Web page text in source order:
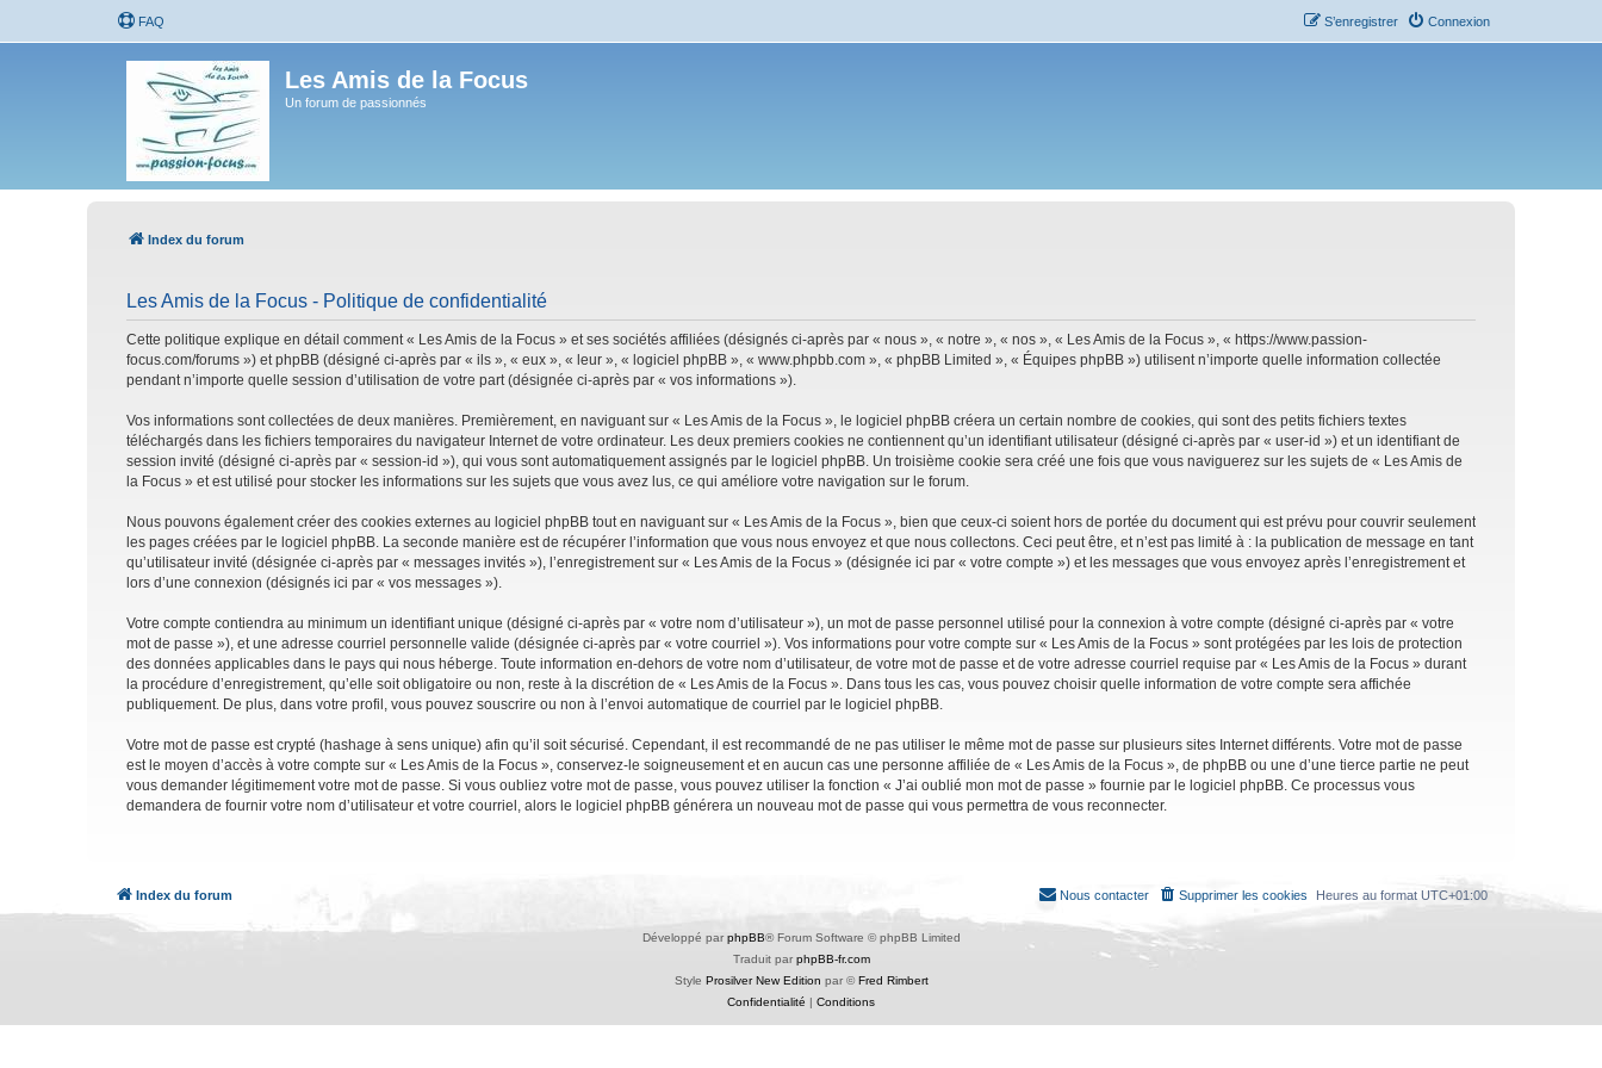
FAQ Connexion
S’enregistrer
Les Amis de la Focus
Un forum de passionnés
Index du forum
Les Amis de la Focus - Politique de confidentialité
Cette politique explique en détail comment « Les Amis de la Focus » et ses sociétés affiliées (désignés ci-après par « nous », « notre », « nos », « Les Amis de la Focus », « https://www.passion-
focus.com/forums ») et phpBB (désigné ci-après par « ils », « eux », « leur », « logiciel phpBB », « www.phpbb.com », « phpBB Limited », « Équipes phpBB ») utilisent n’importe quelle information collectée
pendant n’importe quelle session d’utilisation de votre part (désignée ci-après par « vos informations »).
Vos informations sont collectées de deux manières. Premièrement, en naviguant sur « Les Amis de la Focus », le logiciel phpBB créera un certain nombre de cookies, qui sont des petits fichiers textes
téléchargés dans les fichiers temporaires du navigateur Internet de votre ordinateur. Les deux premiers cookies ne contiennent qu’un identifiant utilisateur (désigné ci-après par « user-id ») et un identifiant de
session invité (désigné ci-après par « session-id »), qui vous sont automatiquement assignés par le logiciel phpBB. Un troisième cookie sera créé une fois que vous naviguerez sur les sujets de « Les Amis de
la Focus » et est utilisé pour stocker les informations sur les sujets que vous avez lus, ce qui améliore votre navigation sur le forum.
Nous pouvons également créer des cookies externes au logiciel phpBB tout en naviguant sur « Les Amis de la Focus », bien que ceux-ci soient hors de portée du document qui est prévu pour couvrir seulement
les pages créées par le logiciel phpBB. La seconde manière est de récupérer l’information que vous nous envoyez et que nous collectons. Ceci peut être, et n’est pas limité à : la publication de message en tant
qu’utilisateur invité (désignée ci-après par « messages invités »), l’enregistrement sur « Les Amis de la Focus » (désignée ici par « votre compte ») et les messages que vous envoyez après l’enregistrement et
lors d’une connexion (désignés ici par « vos messages »).
Votre compte contiendra au minimum un identifiant unique (désigné ci-après par « votre nom d’utilisateur »), un mot de passe personnel utilisé pour la connexion à votre compte (désigné ci-après par « votre
mot de passe »), et une adresse courriel personnelle valide (désignée ci-après par « votre courriel »). Vos informations pour votre compte sur « Les Amis de la Focus » sont protégées par les lois de protection
des données applicables dans le pays qui nous héberge. Toute information en-dehors de votre nom d’utilisateur, de votre mot de passe et de votre adresse courriel requise par « Les Amis de la Focus » durant
la procédure d’enregistrement, qu’elle soit obligatoire ou non, reste à la discrétion de « Les Amis de la Focus ». Dans tous les cas, vous pouvez choisir quelle information de votre compte sera affichée
publiquement. De plus, dans votre profil, vous pouvez souscrire ou non à l’envoi automatique de courriel par le logiciel phpBB.
Votre mot de passe est crypté (hashage à sens unique) afin qu’il soit sécurisé. Cependant, il est recommandé de ne pas utiliser le même mot de passe sur plusieurs sites Internet différents. Votre mot de passe
est le moyen d’accès à votre compte sur « Les Amis de la Focus », conservez-le soigneusement et en aucun cas une personne affiliée de « Les Amis de la Focus », de phpBB ou une d’une tierce partie ne peut
vous demander légitimement votre mot de passe. Si vous oubliez votre mot de passe, vous pouvez utiliser la fonction « J’ai oublié mon mot de passe » fournie par le logiciel phpBB. Ce processus vous
demandera de fournir votre nom d’utilisateur et votre courriel, alors le logiciel phpBB générera un nouveau mot de passe qui vous permettra de vous reconnecter.
Index du forum Heures au format UTC+01:00
Supprimer les cookies
Nous contacter
Développé par phpBB® Forum Software © phpBB Limited
Traduit par phpBB-fr.com
Style Prosilver New Edition par ©Fred Rimbert
Confidentialité | Conditions